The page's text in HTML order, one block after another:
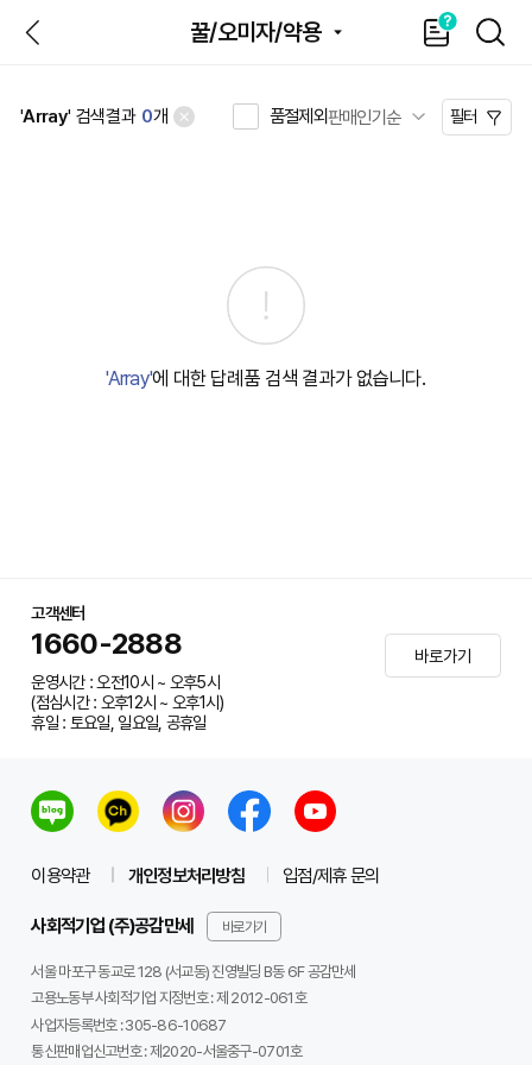
뒤
꿀/오미자/약용
가
이
'Array' 검색결과 0개 품절제외 필터
'Array'에 대한 답례품 검색 결과가 없습니다.
고객센터
1660-2888
운영시간 : 오전10시 ~ 오후5시
(점심시간 : 오후12시 ~ 오후1시)
휴일 : 토요일, 일요일, 공휴일
바로가기
이용약관 개인정보처리방침 입점/제휴 문의
사회적기업 (주)공감만세 바로가기
서울 마포구 동교로 128 (서교동) 진영빌딩 B동 6F 공감만세
고용노동부 사회적기업 지정번호 : 제 2012-061호
사업자등록번호 :305-86-10687
통신판매업신고번호 :제2020-서울중구-0701호